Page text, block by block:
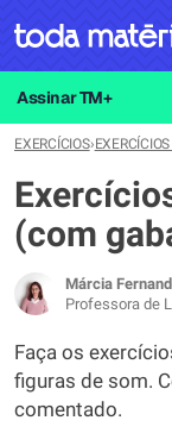
Assinar TM+
EXERCÍCIOS›
(com
Márcia
Professora de
Faça os
figuras de som.
comentado.